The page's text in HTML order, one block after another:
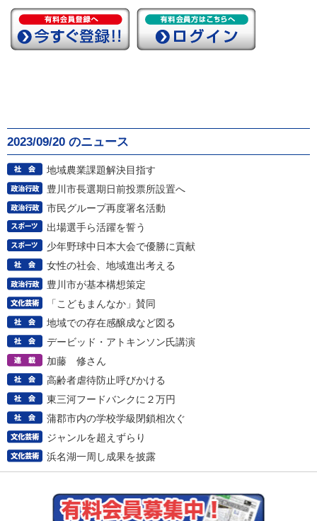
2023/09/20 のニュース
地域農業課題解決目指す
豊川市長選期日前投票所設置へ
市民グループ再度署名活動
出場選手ら活躍を誓う
少年野球中日本大会で優勝に貢献
女性の社会、地域進出考える
豊川市が基本構想策定
「こどもまんなか」賛同
地域での存在感醸成など図る
デービッド・アトキンソン氏講演
加藤 修さん
高齢者虐待防止呼びかける
東三河フードバンクに２万円
蒲郡市内の学校学級閉鎖相次ぐ
ジャンルを超えずらり
浜名湖一周し成果を披露